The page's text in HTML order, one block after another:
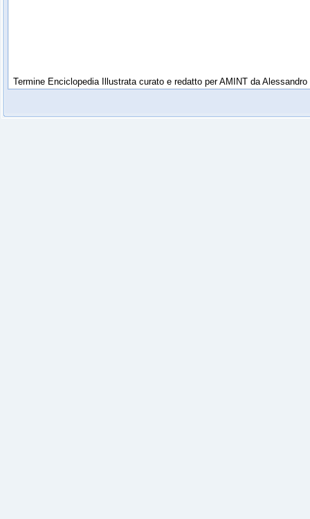
Termine Enciclopedia Illustrata curato e redatto per AMINT da